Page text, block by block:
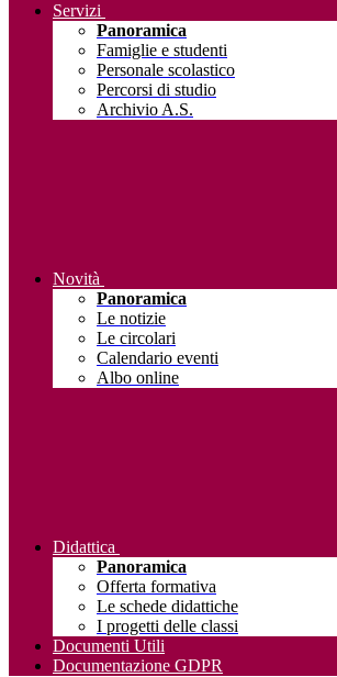
Servizi
Panoramica
Famiglie e studenti
Personale scolastico
Percorsi di studio
Archivio A.S.
Novità
Panoramica
Le notizie
Le circolari
Calendario eventi
Albo online
Didattica
Panoramica
Offerta formativa
Le schede didattiche
I progetti delle classi
Documenti Utili
Documentazione GDPR